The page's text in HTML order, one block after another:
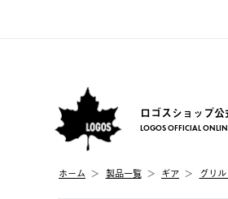
ロゴスショップ
LOGOS OFFICIAL
ホーム 製品⼀覧 ギア グリ